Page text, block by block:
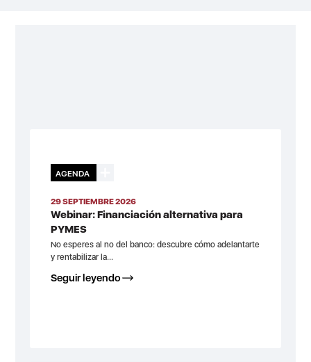
AGENDA
29 SEPTIEMBRE 2026
Webinar: Financiación alternativa para
PYMES
No esperes al no del banco: descubre cómo adelantarte
y rentabilizar la...
Seguir leyendo